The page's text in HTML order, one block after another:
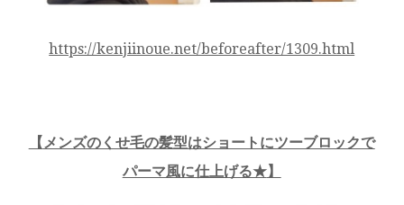
https://kenjiinoue.net/beforeafter/1309.html
【 メンズのくせ毛の髪型はショートにツーブロックで
パーマ風に仕上げる★】